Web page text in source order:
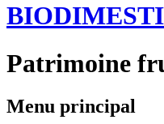
Patrimoine
Menu principal